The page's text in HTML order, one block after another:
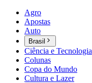
Agro
Apostas
Auto
Brasil
Ciência e Tecnologia
Colunas
Copa do Mundo
Cultura e Lazer